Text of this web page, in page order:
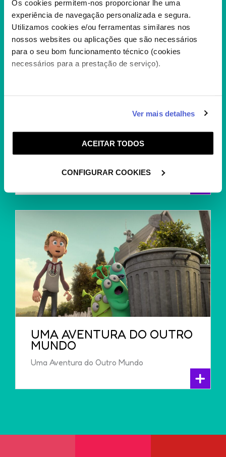
Os cookies permitem-nos proporcionar lhe uma
experiência de navegação personalizada e segura.
Utilizamos cookies e/ou ferramentas similares nos
nossos websites ou aplicações que são necessários
para o seu bom funcionamento técnico (cookies
necessários para a prestação de serviço).
este serviço às suas preferências e apresentar-lhe
funcionalidades (cookies de personalização e
funcionalidade) e adaptar anúncios aos seus interesses
(cookies de publicidade personalizada). Pode gerir a
Cookies".
Ver mais detalhes
ACEITAR TODOS
CONFIGURAR COOKIES
DRAGON BALL SUPER
FUTURE TRUNKS
“Dragon Ball Super” segue as aventuras do
UMA AVENTURA DO OUTRO
MUNDO
Uma Aventura do Outro Mundo
+